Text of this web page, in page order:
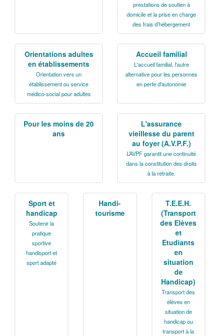
Les conseillers départementaux
Les services
Tribunes politiques
L'Assemblée départementale
Histoire des Départements
Le budget 2026
Priorités et grands projets 2026
2021-2025 : 4 ans d'actions !
Plan de relance: le Département, acteur
de la reprise!
Recrutement et emploi
Les services en ligne
Magazine La Sarthe
Contacter le Département
prestations de soutien à
domicile et la prise en charge
des frais d’hébergement
Orientations adultes
en établissements
Orientation vers un
établissement ou service
médico-social pour adultes
Accueil familial
L'accueil familial, l'autre
alternative pour les personnes
en perte d'autonomie
Pour les moins de 20
ans
L'assurance
vieillesse du parent
au foyer (A.V.P.F.)
L’AVPF garantit une continuité
dans la constitution des droits
à la retraite.
Sport et
handicap
Soutenir la
pratique
sportive
handisport et
sport adapté
Handi-
tourisme
T.E.E.H.
(Transport
des Elèves
et
Etudiants
en
situation
de
Handicap)
Transport des
élèves en
situation de
handicap ou
transport à la